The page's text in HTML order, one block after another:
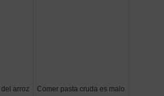
arroz Comer pasta cruda es malo